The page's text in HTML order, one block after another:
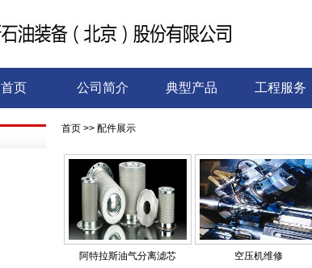
工程服务
典型产品
公司简介
首页
首页 >> 配件展示
阿特拉斯油气分离滤芯 空压机维修